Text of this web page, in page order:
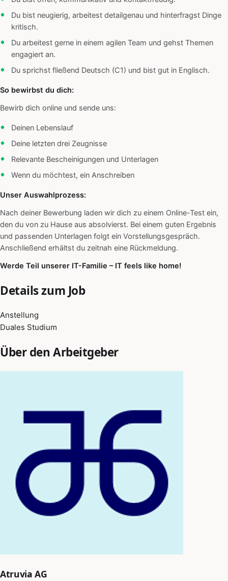
Du bist neugierig, arbeitest detailgenau und hinterfragst Dinge
kritisch.
Du arbeitest gerne in einem agilen Team und gehst Themen
engagiert an.
Du sprichst fließend Deutsch (C1) und bist gut in Englisch.
So bewirbst du dich:
Bewirb dich online und sende uns:
Deinen Lebenslauf
Deine letzten drei Zeugnisse
Relevante Bescheinigungen und Unterlagen
Wenn du möchtest, ein Anschreiben
Unser Auswahlprozess:
Nach deiner Bewerbung laden wir dich zu einem Online-Test ein,
den du von zu Hause aus absolvierst. Bei einem guten Ergebnis
und passenden Unterlagen folgt ein Vorstellungsgespräch.
Anschließend erhältst du zeitnah eine Rückmeldung.
Werde Teil unserer IT-Familie – IT feels like home!
Details zum Job
Anstellung
Duales Studium
Über den Arbeitgeber
Atruvia AG